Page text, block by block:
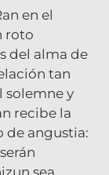
en el
roto
del alma de
tan
solemne y
recibe la
de angustia:
sea